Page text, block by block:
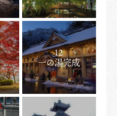
12
一の湯完成